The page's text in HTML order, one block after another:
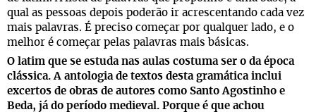
qual as pessoas depois poderão ir acrescentando cada vez
mais palavras. É preciso começar por qualquer lado, e o
melhor é começar pelas palavras mais básicas.
O latim que se estuda nas aulas costuma ser o da época
clássica. A antologia de textos desta gramática inclui
excertos de obras de autores como Santo Agostinho e
Beda, já do período medieval. Porque é que achou